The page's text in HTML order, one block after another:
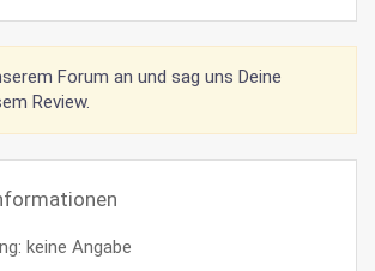
Forum an und sag uns Deine
Review.
keine Angabe